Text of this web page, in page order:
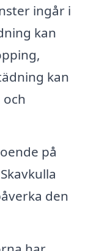
ingår i
kan
kan
på
den